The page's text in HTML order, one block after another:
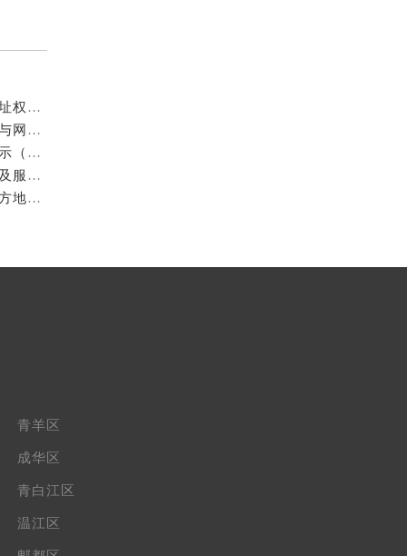
成都欧米茄官方售后服务中心｜服务热线及全部官方地址权威信息公示（2026年7月最新）
亲身到店探访成都欧米茄官方售后服务中心｜最新电话与网点地址（2026年7月最新）
成都欧米茄维修保养地址电话专业售后服务中心权威公示（2026年7月最新）
亲身到店探访成都欧米茄官方售后服务中心｜最新地址及服务热线（2026年7月最新）
成都欧米茄官方售后服务中心｜最新服务电话及全部官方地址权威信息公示（2026年7月最新）
青羊区
成华区
青白江区
温江区